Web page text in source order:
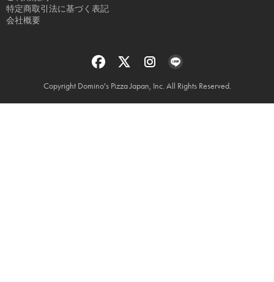
特定商取引法に基づく表記
会社概要
Copyright Domino's Pizza Japan, Inc. All Rights Reserved.